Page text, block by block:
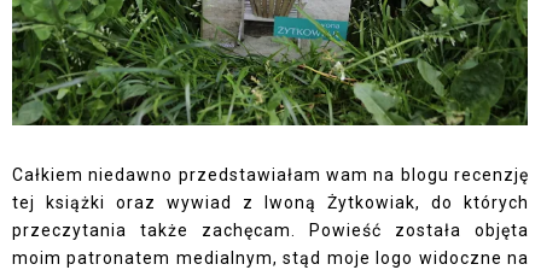
Całkiem niedawno przedstawiałam wam na blogu recenzję
tej książki oraz wywiad
z Iwoną Żytkowiak, do których
przeczytania także zachęcam. Powieść została objęta
moim patronatem medialnym, stąd moje logo widoczne na